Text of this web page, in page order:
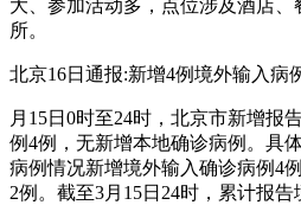
大、参加活动多，点位涉及酒店
所。
北京16日通报:新增4例境外输入病
月15日0时至24时，北京市新增报
例4例，无新增本地确诊病例。具
病例情况新增境外输入确诊病例4
2例。截至3月15日24时，累计报